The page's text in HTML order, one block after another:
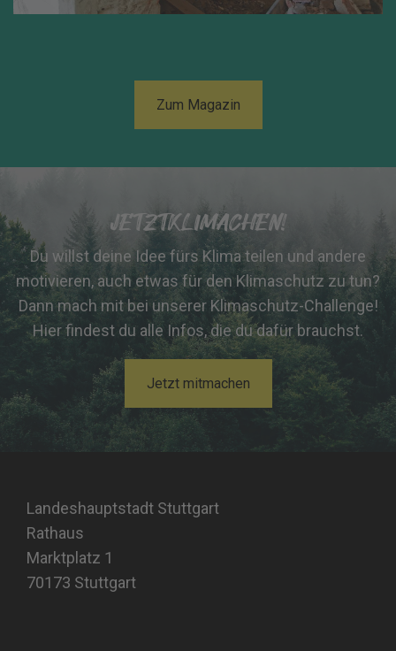
Zum Magazin
JETZTKLIMACHEN!
Du willst deine Idee fürs Klima teilen und andere
motivieren, auch etwas für den Klimaschutz zu tun?
Dann mach mit bei unserer Klimaschutz-Challenge!
Hier findest du alle Infos, die du dafür brauchst.
Jetzt mitmachen
Landeshauptstadt Stuttgart
Rathaus
Marktplatz 1
70173 Stuttgart